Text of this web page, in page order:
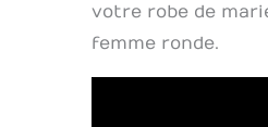
votre robe de
femme ronde.